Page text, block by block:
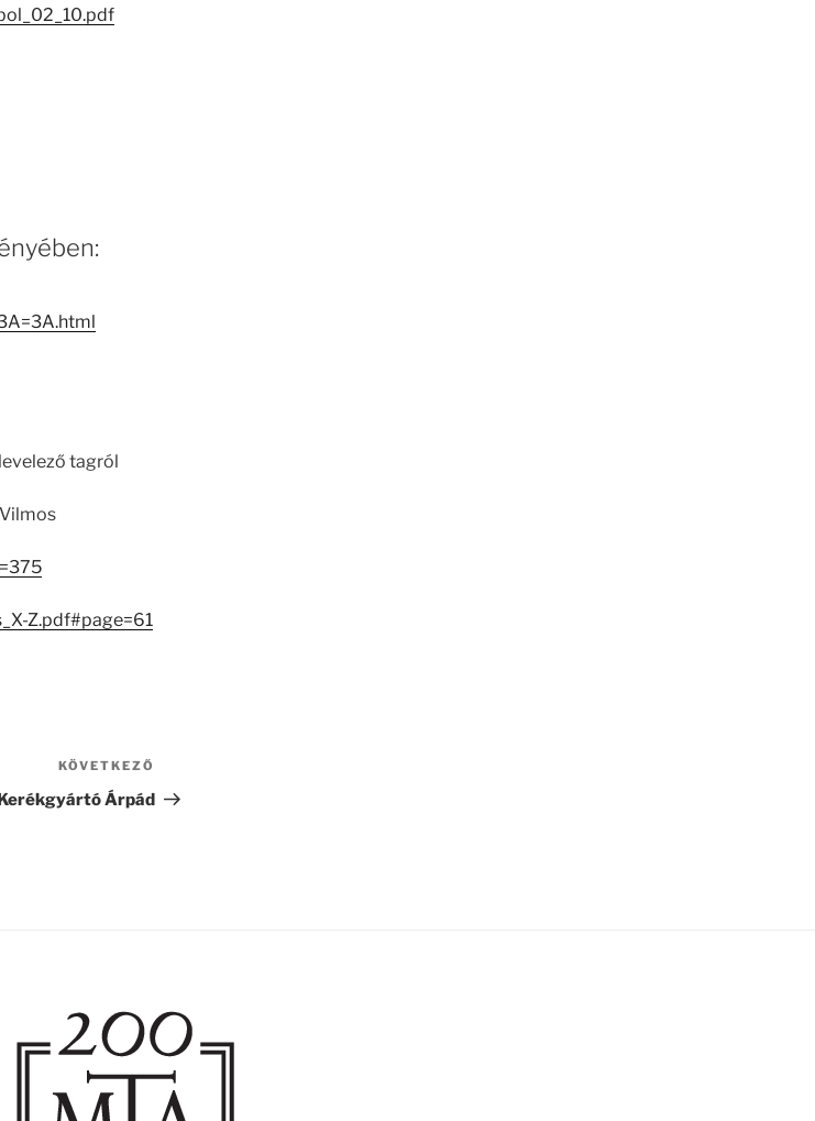
tagról
Z.pdf#page=61
bejegyzés
KÖVETKEZŐ
Árpád